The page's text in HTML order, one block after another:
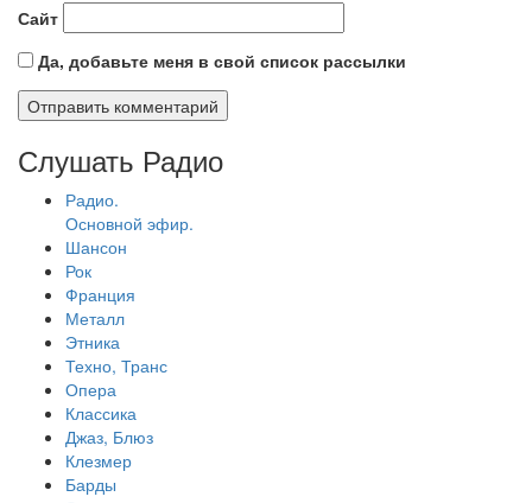
Сайт
Да, добавьте меня в свой список рассылки
Слушать Радио
Радио.
Основной эфир.
Шансон
Рок
Франция
Металл
Этника
Техно, Транс
Опера
Классика
Джаз, Блюз
Клезмер
Барды